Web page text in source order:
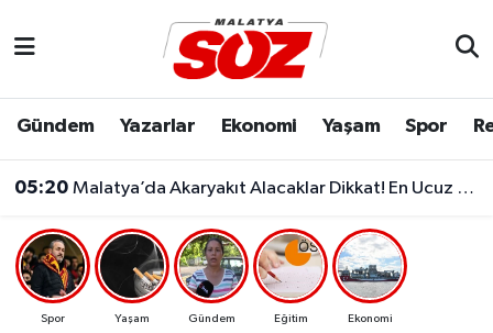
Gündem Yazarlar Ekonomi Yaşam Spor
05:20 Malatya’da Akaryakıt Alacaklar Dikkat! En Ucuz Ve En Pahalı İlçe Belli Oldu
Spor Yaşam Gündem Eğitim Ekonomi
Dünya
Eğitim
Ekonomi
Malatya Nöbetçi Eczaneler
Malatya Namaz Vakitleri
Malatya Trafik Yoğunluk Haritası
Süper Lig Puan Durumu ve Fikstür